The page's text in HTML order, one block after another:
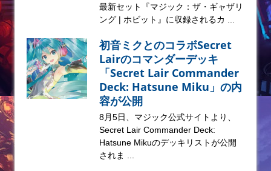
最新セット『マジック：ザ・ギャザリ
ング | ホビット』に収録されるカ ...
初音ミクとのコラボSecret
Lairのコマンダーデッキ
「Secret Lair Commander
Deck: Hatsune Miku」の内
容が公開
8月5日、マジック公式サイトより、
Secret Lair Commander Deck:
Hatsune Mikuのデッキリストが公開
されま ...